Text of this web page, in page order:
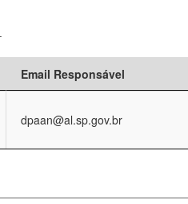
Email Responsável
dpaan@al.sp.gov.br